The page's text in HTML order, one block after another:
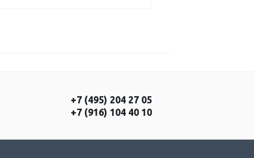
+7 (495) 204 27 05
+7 (916) 104 40 10